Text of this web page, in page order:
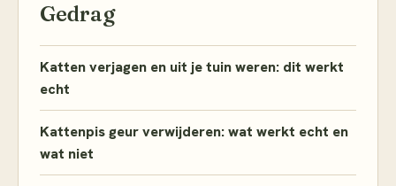
Gedrag
Katten verjagen en uit je tuin weren: dit werkt
echt
Kattenpis geur verwijderen: wat werkt echt en
wat niet